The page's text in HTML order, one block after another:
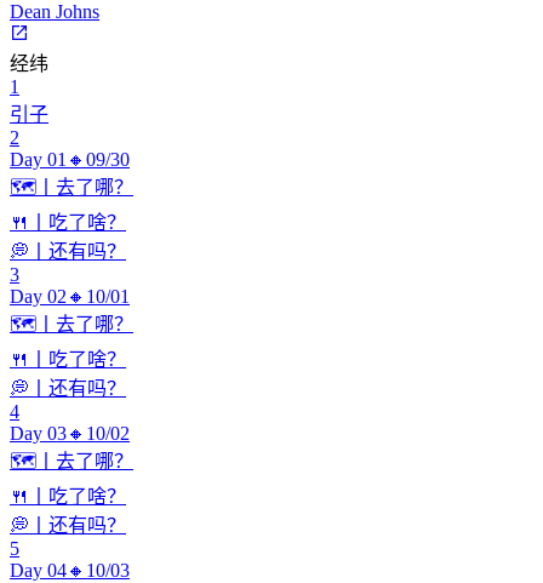
Dean Johns
经纬
1
引子
2
Day 01🔸09/30
🗺️丨去了哪？
🍴丨吃了啥？
💭丨还有吗？
3
Day 02🔸10/01
🗺️丨去了哪？
🍴丨吃了啥？
💭丨还有吗？
4
Day 03🔸10/02
🗺️丨去了哪？
🍴丨吃了啥？
💭丨还有吗？
5
Day 04🔸10/03